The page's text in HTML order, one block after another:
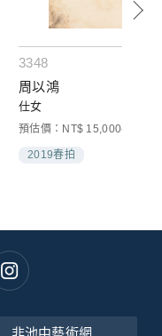
3348
周以鴻
仕女
預估價：NT$ 15,000-25,000
2019春拍
非池中藝術網